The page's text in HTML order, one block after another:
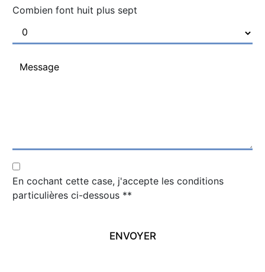
Combien font huit plus sept
En cochant cette case, j'accepte les conditions
particulières ci-dessous **
ENVOYER